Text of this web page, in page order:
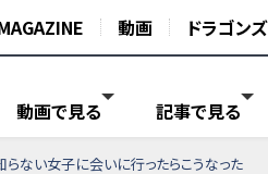
動画 ドラゴンズ
動画で見る 記事で見る
ない女子に会いに行ったらこうなった